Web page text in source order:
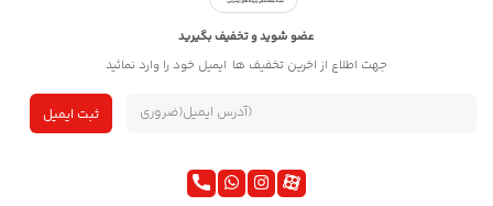
عضو شوید و تخفیف بگیرید
جهت اطلاع از اخرین تخفیف ها ایمیل خود را وارد نمائید